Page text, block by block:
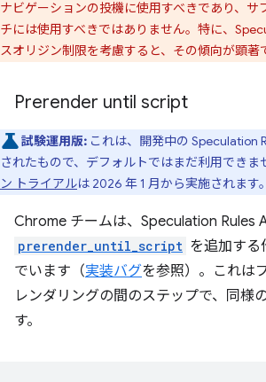
ナビゲーションの投機に使用すべきであり、サ
チには使用すべきではありません。特に、
スオリジン制限を考慮すると、その傾向が顕著
Prerender until script
試験運用版: これは、開発中の Speculation
されたもので、デフォルトではまだ利用できま
ン トライアルは 2026 年 1 月から実施されます。
Chrome チームは、Speculation Rules
prerender_until_script を追加する
でいます（実装バグを参照）。これは
レンダリングの間のステップで、同様
す。